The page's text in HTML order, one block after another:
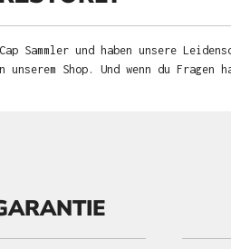
und haben unsere
Shop. Und wenn du